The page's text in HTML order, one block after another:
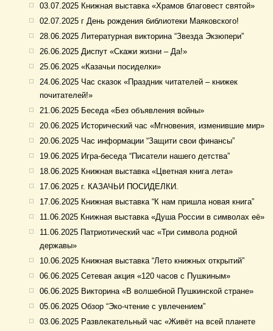
03.07.2025 Книжная выставка «Храмов благовест святой»
02.07.2025 г День рождения библиотеки Маяковского!
28.06.2025 Литературная викторина “Звезда Экзюпери”
26.06.2025 Диспут «Скажи жизни – Да!»
25.06.2025 «Казачьи посиделки»
24.06.2025 Час сказок «Праздник читателей – книжек
почитателей!»
21.06.2025 Беседа «Без объявления войны»
20.06.2025 Исторический час «Мгновения, изменившие мир»
20.06.2025 Час информации “Защити свои финансы”
19.06.2025 Игра-беседа “Писатели нашего детства”
18.06.2025 Книжная выставка «Цветная книга лета»
17.06.2025 г. КАЗАЧЬИ ПОСИДЕЛКИ.
17.06.2025 Книжная выставка “К нам пришла новая книга”
11.06.2025 Книжная выставка «Душа России в символах её»
11.06.2025 Патриотический час «Три символа родной
державы»
10.06.2025 Книжная выставка “Лето книжных открытий”
06.06.2025 Сетевая акция «120 часов с Пушкиным»
06.06.2025 Викторина «В волшебной Пушкинской стране»
05.06.2025 Обзор “Эко-чтение с увлечением”
03.06.2025 Развлекательный час «Живёт на всей планете